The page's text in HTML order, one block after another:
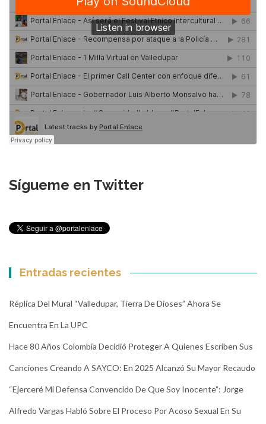
Sígueme en Twitter
Entradas recientes
Réplica Del Mural “Valledupar, Tierra De Dioses” Ahora Se
Encuentra En La UPC
Hace 80 Años Colombia Decidió Proteger A Quienes Escriben Sus
Canciones Creando A SAYCO: En 2025 Alcanzó Su Mayor Recaudo
“Ejerceré Mi Defensa Convencido De Que Soy Inocente”: Jorge
Alfredo Vargas Habló Sobre El Proceso Por Acoso Sexual En Su